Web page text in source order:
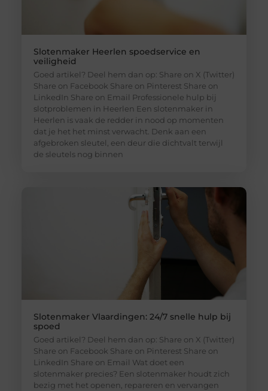
Slotenmaker Heerlen spoedservice en
veiligheid
Goed artikel? Deel hem dan op: Share on X (Twitter)
Share on Facebook Share on Pinterest Share on
LinkedIn Share on Email Professionele hulp bij
slotproblemen in Heerlen Een slotenmaker in
Heerlen is vaak de redder in nood op momenten
dat je het het minst verwacht. Denk aan een
afgebroken sleutel, een deur die dichtvalt terwijl
de sleutels nog binnen
Slotenmaker Vlaardingen: 24/7 snelle hulp bij
spoed
Goed artikel? Deel hem dan op: Share on X (Twitter)
Share on Facebook Share on Pinterest Share on
LinkedIn Share on Email Wat doet een
slotenmaker precies? Een slotenmaker houdt zich
bezig met het openen, repareren en vervangen